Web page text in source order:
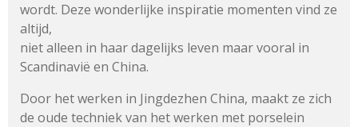
wordt. Deze wonderlijke inspiratie momenten vind ze
altijd,
niet alleen in haar dagelijks leven maar vooral in
Scandinavië en China.
Door het werken in Jingdezhen China, maakt ze zich
de oude techniek van het werken met porselein